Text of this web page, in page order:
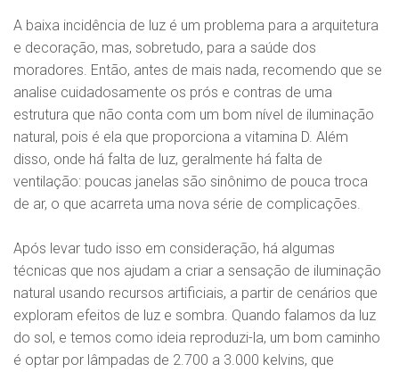
A baixa incidência de luz é um problema para a arquitetura
e decoração, mas, sobretudo, para a saúde dos
moradores. Então, antes de mais nada, recomendo que se
analise cuidadosamente os prós e contras de uma
estrutura que não conta com um bom nível de iluminação
natural, pois é ela que proporciona a vitamina D. Além
disso, onde há falta de luz, geralmente há falta de
ventilação: poucas janelas são sinônimo de pouca troca
de ar, o que acarreta uma nova série de complicações.
Após levar tudo isso em consideração, há algumas
técnicas que nos ajudam a criar a sensação de iluminação
natural usando recursos artificiais, a partir de cenários que
exploram efeitos de luz e sombra. Quando falamos da luz
do sol, e temos como ideia reproduzi-la, um bom caminho
é optar por lâmpadas de 2.700 a 3.000 kelvins, que